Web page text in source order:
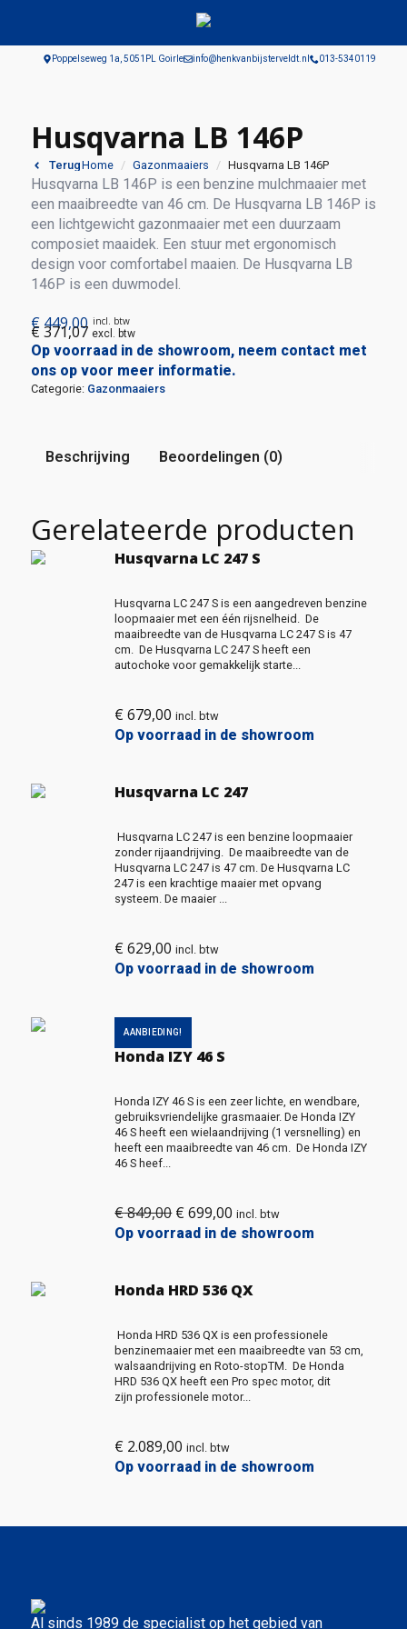
Poppelseweg 1a, 5051PL Goirle info@henkvanbijsterveldt.nl 013-5340119
Husqvarna LB 146P
TerugHome Gazonmaaiers Husqvarna LB 146P
Husqvarna LB 146P is een benzine mulchmaaier met
een maaibreedte van 46 cm. De Husqvarna LB 146P is
een lichtgewicht gazonmaaier met een duurzaam
composiet maaidek. Een stuur met ergonomisch
design voor comfortabel maaien. De Husqvarna LB
146P is een duwmodel.
€449,00 incl. btw
€ 371,07 excl. btw
Op voorraad in de showroom, neem contact met
ons op voor meer informatie.
Categorie: Gazonmaaiers
Beschrijving Beoordelingen (0)
Gerelateerde producten
Husqvarna LC 247 S
Husqvarna LC 247 S is een aangedreven benzine
loopmaaier met een één rijsnelheid. De
maaibreedte van de Husqvarna LC 247 S is 47
cm. De Husqvarna LC 247 S heeft een
autochoke voor gemakkelijk starte...
€ 679,00 incl. btw
Op voorraad in de showroom
Husqvarna LC 247
Husqvarna LC 247 is een benzine loopmaaier
zonder rijaandrijving. De maaibreedte van de
Husqvarna LC 247 is 47 cm. De Husqvarna LC
247 is een krachtige maaier met opvang
systeem. De maaier ...
€ 629,00 incl. btw
Op voorraad in de showroom
AANBIEDING!
Honda IZY 46 S
Honda IZY 46 S is een zeer lichte, en wendbare,
gebruiksvriendelijke grasmaaier. De Honda IZY
46 S heeft een wielaandrijving (1 versnelling) en
heeft een maaibreedte van 46 cm. De Honda IZY
46 S heef...
€849,00 Oorspronkelijke
prijs
€ 699,00 Huidige
prijs
incl. btw
Op voorraad in de showroom
Honda HRD 536 QX
Honda HRD 536 QX is een professionele
benzinemaaier met een maaibreedte van 53 cm,
walsaandrijving en Roto-stopTM. De Honda
HRD 536 QX heeft een Pro spec motor, dit
zijn professionele motor...
€ 2.089,00 incl. btw
Op voorraad in de showroom
Al sinds 1989 de specialist op het gebied van